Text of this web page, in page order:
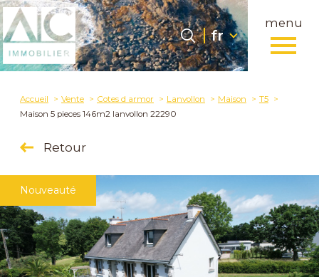
menu
Langue
fr
Accueil 0 Langue
fr
Accueil Vente Cotes d armor Lanvollon Maison
T5
Maison 5 pieces 146m2 lanvollon 22290
Retour
Nouveauté